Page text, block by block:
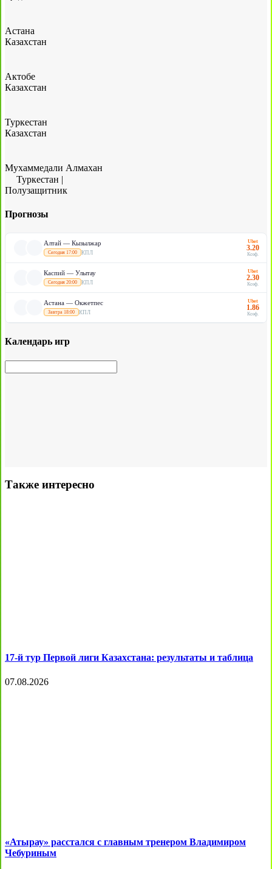
Астана
Казахстан
Актобе
Казахстан
Туркестан
Казахстан
Мухаммедали Алмахан
Туркестан |
Полузащитник
Прогнозы
Алтай — Кызылжар
Сегодня 17:00 КПЛ
Ubet
3.20
Коэф.
Каспий — Улытау
Сегодня 20:00 КПЛ
Ubet
2.30
Коэф.
Астана — Окжетпес
Завтра 18:00 КПЛ
Ubet
1.86
Коэф.
Календарь игр
Также интересно
17-й тур Первой лиги Казахстана: результаты и таблица
07.08.2026
«Атырау» расстался с главным тренером Владимиром
Чебуриным